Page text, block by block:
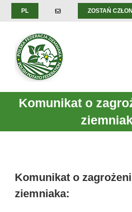
Skip
PL ZOSTAŃ
Komunikat o
Komunikat o
ziemniaka: